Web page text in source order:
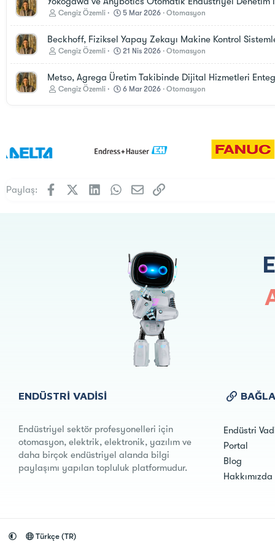
Cengiz Özemli 5 Mar 2026 Otomasyon
Beckhoff, Fiziksel Yapay Zekayı Makine Kontrol
Cengiz Özemli 21 Nis 2026 Otomasyon
Metso, Agrega Üretim Takibinde Dijital Hizmetleri
Cengiz Özemli 6 Mar 2026 Otomasyon
Paylaş: FacebookX (Twitter)LinkedInWhatsApp
E-postaLink
ENDÜSTRI VADISI
Endüstriyel sektör profesyonelleri için
otomasyon, elektrik, elektronik, yazılım ve
daha birçok endüstriyel alanda bilgi
paylaşımı yapılan topluluk platformudur.
Endüstri
Portal
Blog
Hakkımızda
Türkçe (TR)